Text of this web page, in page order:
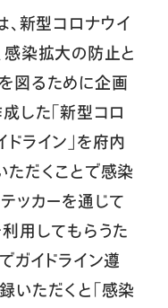
、新型コロナウイ
染拡大の防止と
図るために企画
した「新型コロ
ライン」を府内
だくことで感染
ッカーを通じて
用してもらうた
ガイドライン遵
いただくと「感染